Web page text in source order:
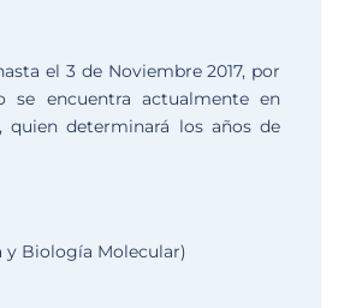
el 3 de Noviembre 2017, por
se encuentra actualmente en
quien determinará los años de
y Biología Molecular)